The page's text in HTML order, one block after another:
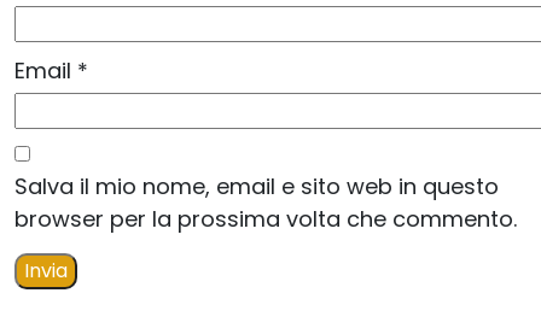
Email *
Salva il mio nome, email e sito web in questo
browser per la prossima volta che commento.